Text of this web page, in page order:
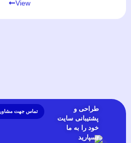
View
طراحی و
پشتیبانی سایت
خود را به ما
بسپارید
تماس جهت مشاوره